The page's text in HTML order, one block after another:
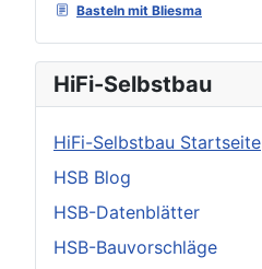
Basteln mit Bliesma
HiFi-Selbstbau
HiFi-Selbstbau Startseite
HSB Blog
HSB-Datenblätter
HSB-Bauvorschläge